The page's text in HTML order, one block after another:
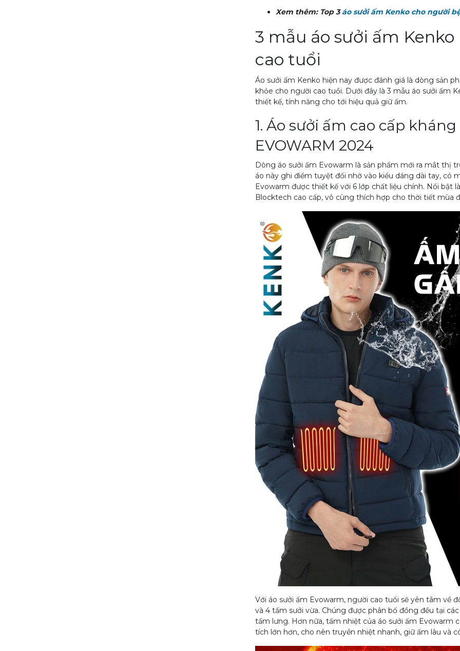
Xem thêm: Top 3áo sưởi ấm Kenko cho người
3 mẫu áo sưởi ấm
cao tuổi
Áo sưởi ấm Kenko hiện nay được đánh giá là dòng sản
khỏe cho người cao tuổi. Dưới đây là 3 mẫu áo sưởi ấm
thiết kế, tính năng cho tới hiệu quả giữ ấm.
1. Áo sưởi ấm cao cấp
EVOWARM 2024
Dòng áo sưởi ấm Evowarm là sản phẩm mới ra mắt thị
áo này ghi điểm tuyệt đối nhờ vào kiểu dáng dài tay, có
Evowarm được thiết kế với 6 lớp chất liệu chính. Nổi bật
Blocktech cao cấp, vô cùng thích hợp cho thời tiết mùa
Với áo sưởi ấm Evowarm, người cao tuổi sẽ yên tâm về
và 4 tấm sưởi vừa. Chúng được phân bố đồng đều tại
tấm lưng. Hơn nữa, tấm nhiệt của áo sưởi ấm Evowarm
tích lớn hơn, cho nên truyền nhiệt nhanh, giữ ấm lâu và